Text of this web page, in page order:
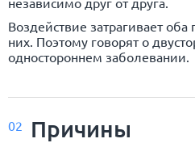
Воздействие затрагивает
них. Поэтому говорят о
одностороннем заболевании.
02 Причины